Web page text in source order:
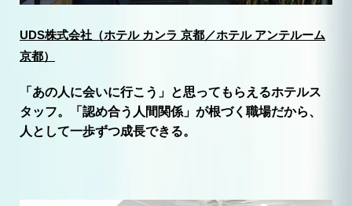
UDS株式会社（ホテル カンラ 京都／ホテル アンテルーム
京都）
「あの人に会いに行こう」と思ってもらえるホテルス
タッフ。「認め合う人間関係」が根づく職場だから、
人として一歩ずつ成長できる。